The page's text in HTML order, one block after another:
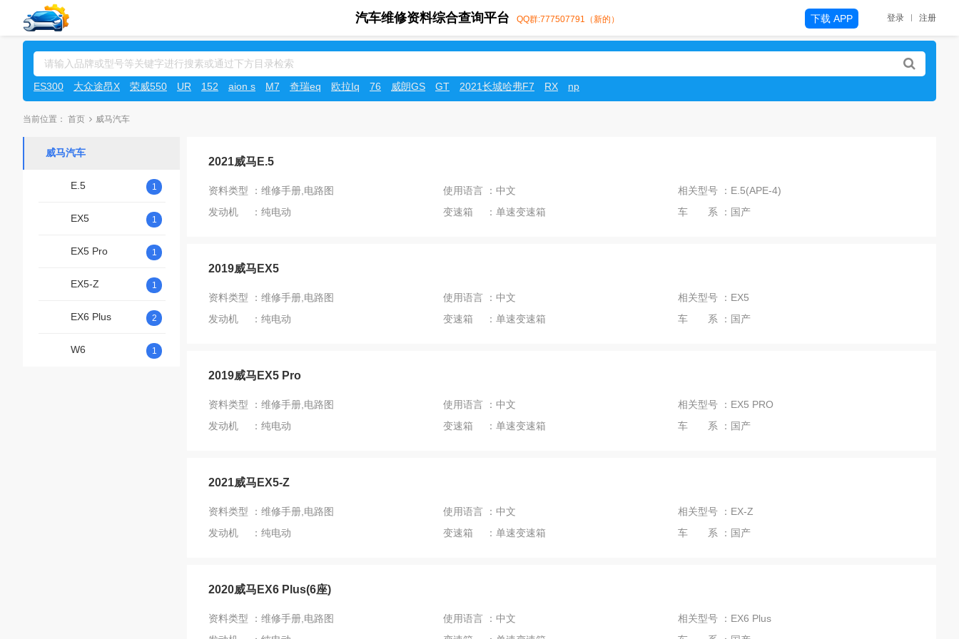
汽车维修资料综合查询平台 QQ群:777507791（新的） 登录 注册
下载 APP
ES300 大众途昂X 荣威550 UR 152 aion s M7 奇瑞eq 欧拉Iq 76 威朗GS GT 2021长城哈弗F7 RX np
当前位置： 首页 威马汽车
威马汽车
E.5 1
EX5 1
EX5 Pro 1
EX5-Z 1
EX6 Plus 2
W6 1
2021威马E.5
资料类型 ：维修手册,电路图 使用语言 ：中文
相关型号 ：E.5(APE-4)
发动机 ：纯电动
变速箱 ：单速变速箱 车 系 ：国产
2019威马EX5
资料类型 ：维修手册,电路图 使用语言 ：中文
相关型号 ：EX5
发动机 ：纯电动
变速箱 ：单速变速箱 车 系 ：国产
2019威马EX5 Pro
资料类型 ：维修手册,电路图 使用语言 ：中文
相关型号 ：EX5 PRO
发动机 ：纯电动
变速箱 ：单速变速箱 车 系 ：国产
2021威马EX5-Z
资料类型 ：维修手册,电路图 使用语言 ：中文
相关型号 ：EX-Z
发动机 ：纯电动
变速箱 ：单速变速箱 车 系 ：国产
2020威马EX6 Plus(6座)
资料类型 ：维修手册,电路图 使用语言 ：中文
相关型号 ：EX6 Plus